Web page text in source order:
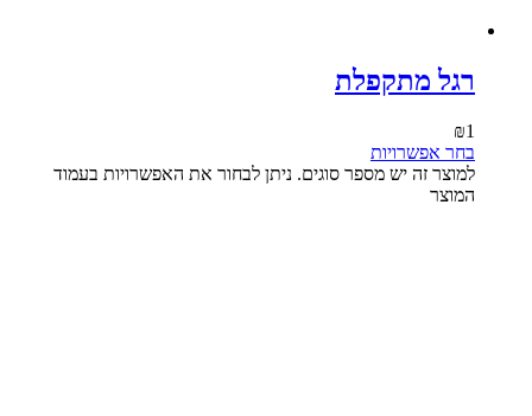
רגל מתקפלת
₪1
בחר אפשרויות
למוצר זה יש מספר סוגים. ניתן לבחור את האפשרויות בעמוד
המוצר